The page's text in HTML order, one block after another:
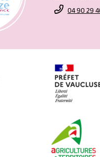
04 90 29